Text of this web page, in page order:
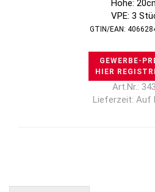
Höhe:
VPE: 3
GTIN/EAN:
GEWERBE-
HIER
Art.Nr.:
Lieferzeit: Auf